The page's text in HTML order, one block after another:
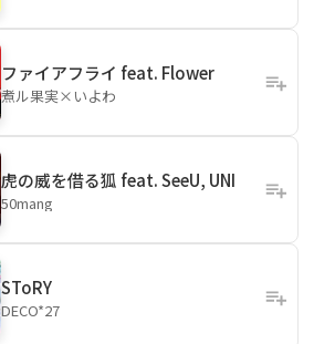
ファイアフライ feat. Flower
煮ル果実×いよわ
虎の威を借る狐 feat. SeeU, UNI
50mang
SToRY
DECO*27